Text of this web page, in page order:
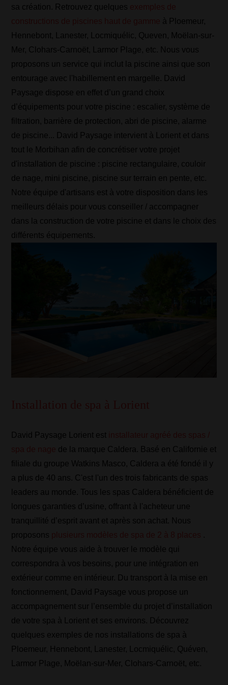
sa création. Retrouvez quelques
à Ploemeur,
Hennebont, Lanester, Locmiquélic, Queven, Moëlan-sur-
Mer, Clohars-Carnoët, Larmor Plage, etc. Nous vous
proposons un service qui inclut la piscine ainsi que son
entourage avec l'habillement en margelle. David
Paysage dispose en effet d’un grand choix
d’équipements pour votre piscine : escalier, système de
filtration, barrière de protection, abri de piscine, alarme
de piscine... David Paysage intervient à Lorient et dans
tout le Morbihan afin de concrétiser votre projet
d'installation de piscine : piscine rectangulaire, couloir
de nage, mini piscine, piscine sur terrain en pente, etc.
Notre équipe d'artisans est à votre disposition dans les
meilleurs délais pour vous conseiller / accompagner
dans la construction de votre piscine et dans le choix des
différents équipements.
David Paysage Lorient est
de la marque Caldera. Basé en Californie et
filiale du groupe Watkins Masco, Caldera a été fondé il y
a plus de 40 ans. C'est l'un des trois fabricants de spas
leaders au monde. Tous les spas Caldera bénéficient de
longues garanties d’usine, offrant à l'acheteur une
tranquillité d’esprit avant et après son achat. Nous
proposons
.
Notre équipe vous aide à trouver le modèle qui
correspondra à vos besoins, pour une intégration en
extérieur comme en intérieur. Du transport à la mise en
fonctionnement, David Paysage vous propose un
accompagnement sur l’ensemble du projet d’installation
de votre spa à Lorient et ses environs. Découvrez
quelques exemples de nos installations de spa à
Ploemeur, Hennebont, Lanester, Locmiquélic, Quéven,
Larmor Plage, Moëlan-sur-Mer, Clohars-Carnoët, etc.